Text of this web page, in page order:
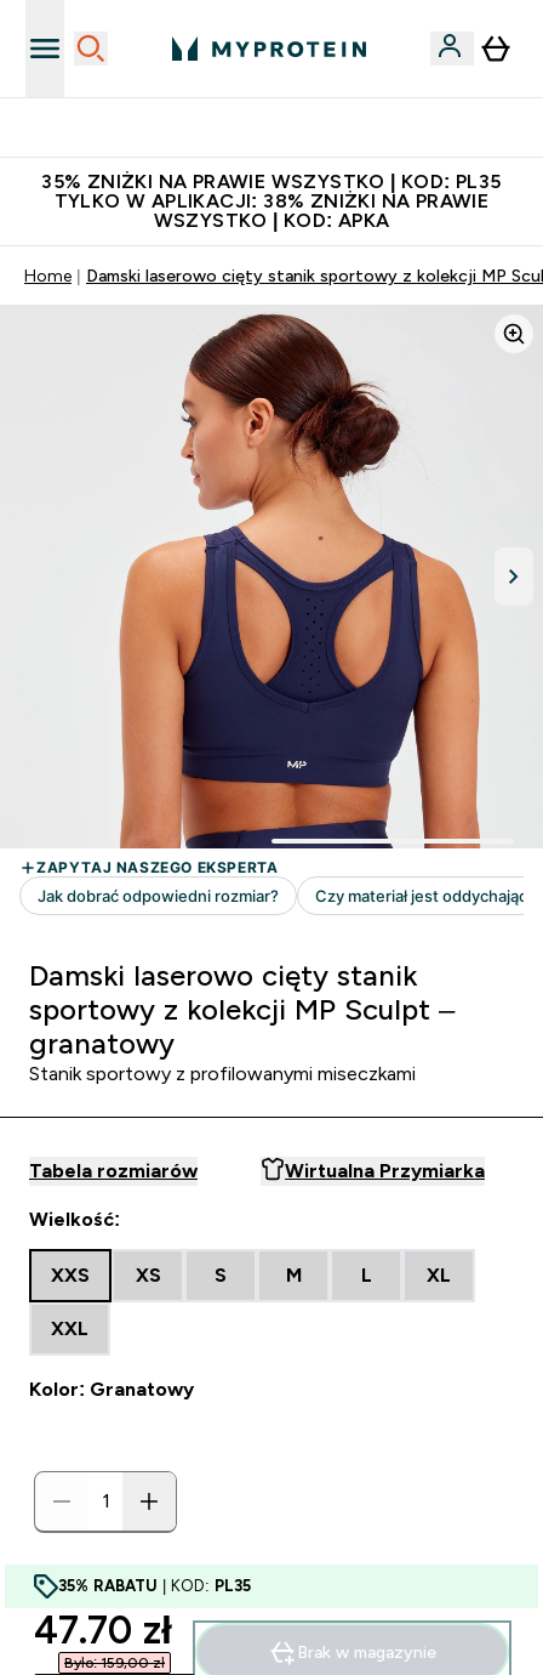
35% ZNIŻKI NA PRAWIE WSZYSTKO | KOD: PL35
TYLKO W APLIKACJI: 38% ZNIŻKI NA PRAWIE
WSZYSTKO | KOD: APKA
Home Damski laserowo cięty stanik sportowy z kolekcji MP
Damski laserowo cięty stanik
sportowy z kolekcji MP Sculpt –
granatowy
Stanik sportowy z profilowanymi miseczkami
Tabela rozmiarów Wirtualna Przymiarka
Wielkość:
XXS XS S M L XL
XXL
Kolor: Granatowy
35% RABATU | KOD: PL35
discounted price
47.70 zł‎
Było: 159,00 zł‎
Brak w magazynie